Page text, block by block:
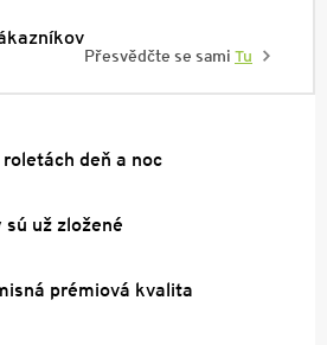
Přesvědčte se sami Tu
deň a noc
už zložené
prémiová kvalita